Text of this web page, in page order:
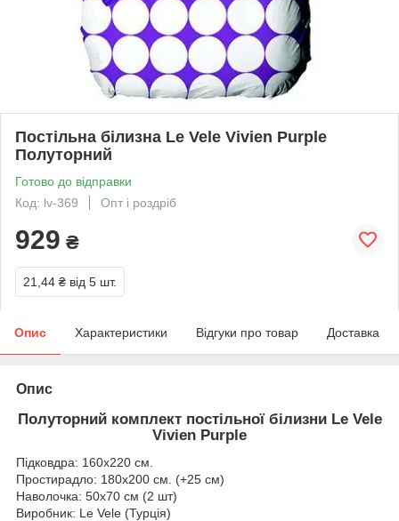
Постільна білизна Le Vele Vivien Purple
Полуторний
Готово до відправки
Код: lv-369
Опт і роздріб
929 ₴
21,44 ₴ від 5 шт.
Опис Характеристики Відгуки про товар Доставка
Опис
Полуторний комплект постільної білизни Le Vele
Vivien Purple
Підковдра: 160x220 см.
Простирадло: 180x200 см. (+25 см)
Наволочка: 50x70 см (2 шт)
Виробник: Le Vele (Турція)